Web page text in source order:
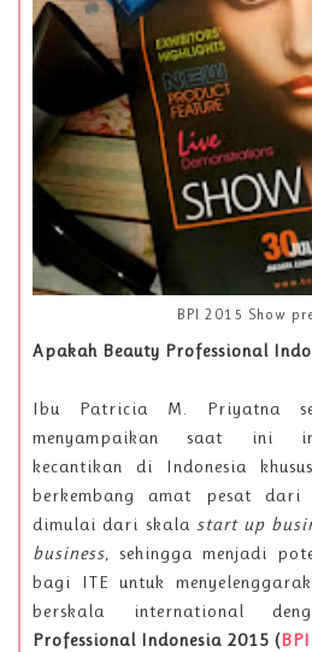
BPI 2015 Show
Apakah Beauty Professional
Ibu Patricia M. Priyatna
menyampaikan saat ini
kecantikan di Indonesia
berkembang amat pesat dari
dimulai dari skala start up
business, sehingga menjadi
bagi ITE untuk
berskala international
Professional Indonesia 2015 (